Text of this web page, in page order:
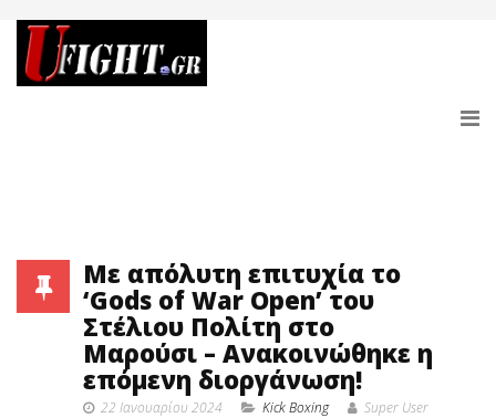
Με απόλυτη επιτυχία το
‘Gods of War Open’ του
Στέλιου Πολίτη στο
Μαρούσι – Ανακοινώθηκε η
επόμενη διοργάνωση!
22 Ιανουαρίου 2024 Κick Boxing Super User